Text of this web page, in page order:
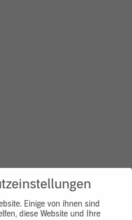
Einige von ihnen sind
diese Website und Ihre